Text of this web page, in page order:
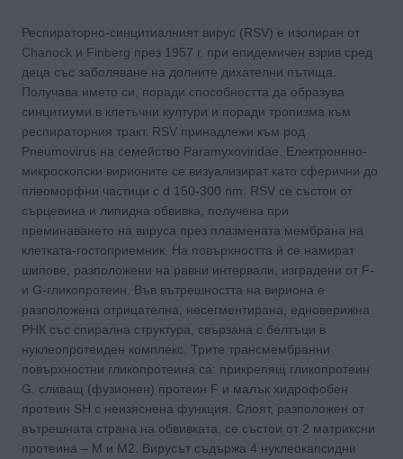
Респираторно-синцитиалният вирус (RSV) e изолиран от
Chanock и Finberg през 1957 г. при епидемичен взрив сред
деца със заболяване на долните дихателни пътища.
Получава името си, поради способността да образува
синцитиуми в клетъчни култури и поради тропизма към
респираторния тракт. RSV принадлежи към род
Pneumovirus на семейство Paramyxoviridae. Електроннно-
микроскопски вирионите се визуализират като сферични до
плеоморфни частици с d 150-300 nm. RSV се състои от
сърцевина и липидна обвивка, получена при
преминаването на вируса през плазмената мембрана на
клетката-гостоприемник. На повърхността й се намират
шипове, разположени на равни интервали, изградени от F-
и G-гликопротеин. Във вътрешността на вириона е
разположена отрицателна, несегментирана, едноверижна
РНК със спирална структура, свързана с белтъци в
нуклеопротеиден комплекс. Трите трансмембранни
повърхностни гликопротеина са: прикрепящ гликопротеин
G, сливащ (фузионен) протеин F и малък хидрофобен
протеин SH с неизяснена функция. Слоят, разположен от
вътрешната страна на обвивката, се състои от 2 матриксни
протеина – М и М2. Вирусът съдържа 4 нуклеокапсидни